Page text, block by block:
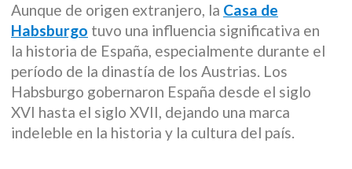
Aunque de origen extranjero, la Casa de
Habsburgo tuvo una influencia significativa en
la historia de España, especialmente durante el
período de la dinastía de los Austrias. Los
Habsburgo gobernaron España desde el siglo
XVI hasta el siglo XVII, dejando una marca
indeleble en la historia y la cultura del país.